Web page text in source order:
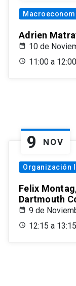
Adrien
10 de
11:00 a 12:00
9 NOV
Organización
Felix
Dartmouth
9 de
12:15 a 13:15